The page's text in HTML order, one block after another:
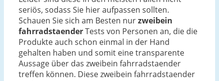
seriös, sodass Sie hier aufpassen sollten.
Schauen Sie sich am Besten nurzweibein
fahrradstaenderTests von Personen an, die die
Produkte auch schon einmal in der Hand
gehalten haben und somit eine transparente
Aussage über das zweibein fahrradstaender
treffen können. Diese zweibein fahrradstaender